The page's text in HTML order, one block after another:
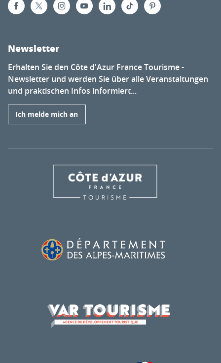
Newsletter
Erhalten Sie den Côte d'Azur France Tourisme -
Newsletter und werden Sie über alle Veranstaltungen
und praktischen Infos informiert...
Ich melde mich an